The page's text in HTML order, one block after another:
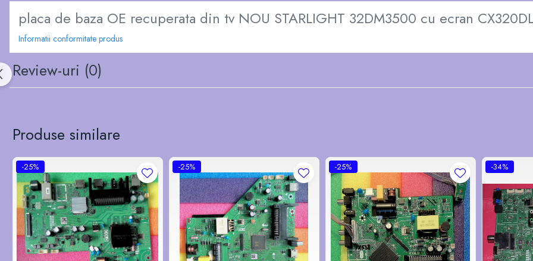
placa de baza OE recuperata din tv NOU STARLIGHT 32DM3500 cu ecran
Informatii conformitate produs
Review-uri (0)
Produse similare
-25% -25% -25% -34%